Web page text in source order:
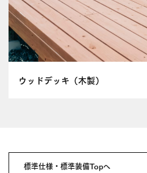
ウッドデッキ（木製）
標準仕様・標準装備Topへ